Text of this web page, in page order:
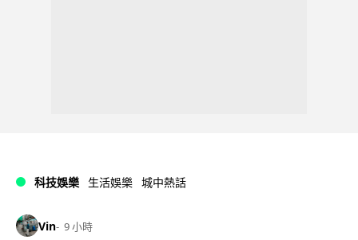
科技娛樂 生活娛樂 城中熱話
Vin 9 小時